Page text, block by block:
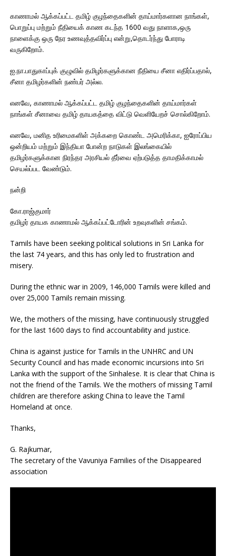
காணாமல் ஆக்கப்பட்ட தமிழ் குழந்தைகளின் தாய்மார்களான நாங்கள்,
பொறுப்பு மற்றும் நீதியைக் காண கடந்த 1600 வது நாளாக,ஒரு
நாளைக்கு ஒரு நேர உணவுத்தவிர்ப்பு என்று,தொடர்ந்து போராடி
வருகிறோம்.
ஐ.நா.பாதுகாப்புக் குழுவில் தமிழர்களுக்கான நீதியை சீனா எதிர்ப்பதால்,
சீனா தமிழர்களின் நண்பர் அல்ல.
எனவே, காணாமல் ஆக்கப்பட்ட தமிழ் குழந்தைகளின் தாய்மார்கள்
நாங்கள் சீனாவை தமிழ் தாயகத்தை விட்டு வெளியேறச் சொல்கிறோம்.
எனவே, மனித உரிமைகளிள் அக்கறை கொண்ட அமெரிக்கா, ஐரோப்பிய
ஒன்றியம் மற்றும் இந்தியா போன்ற நாடுகள் இலங்கையில்
தமிழர்களுக்கான நிரந்தர அரசியல் தீர்வை ஏற்படுத்த தாமதிக்காமல்
செயல்ப்பட வேண்டும்.
நன்றி
கோ.ராஜ்குமார்
தமிழர் தாயக காணாமல் ஆக்கப்பட்டோரின் உறவுகளின் சங்கம்.
Tamils have been seeking political solutions in Sri Lanka for
the last 74 years, and this has only led to frustration and
misery.
During the ethnic war in 2009, 146,000 Tamils were killed and
over 25,000 Tamils remain missing.
We, the mothers of the missing, have continuously struggled
for the last 1600 days to find accountability and justice.
China is against justice for Tamils in the UNHRC and UN
Security Council and has made economic incursions into Sri
Lanka with the support of the Sinhalese. It is clear that China is
not the friend of the Tamils. We the mothers of missing Tamil
children are therefore asking China to leave the Tamil
Homeland at once.
Thanks,
G. Rajkumar,
The secretary of the Vavuniya Families of the Disappeared
association